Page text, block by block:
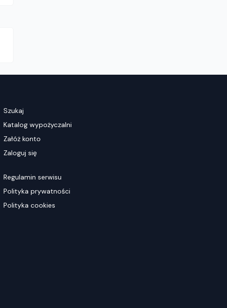
Szukaj
Katalog wypożyczalni
Załóż konto
Zaloguj się
Regulamin serwisu
Polityka prywatności
Polityka cookies